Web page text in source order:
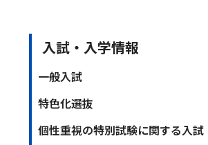
入試・入学情報
一般入試
特色化選抜
個性重視の特別試験に関する入試